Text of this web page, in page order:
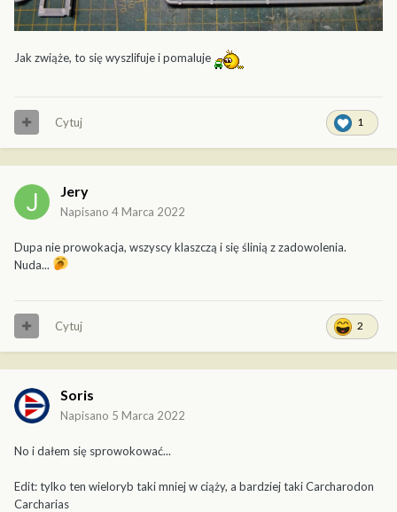
Jak zwiąże, to się wyszlifuje i pomaluje
1
Cytuj
Jery
Napisano 4 Marca 2022
Dupa nie prowokacja, wszyscy klaszczą i się ślinią z zadowolenia.
Nuda...
2
Cytuj
Soris
Napisano 5 Marca 2022
No i dałem się sprowokować...
Edit: tylko ten wieloryb taki mniej w ciąży, a bardziej taki Carcharodon
Carcharias